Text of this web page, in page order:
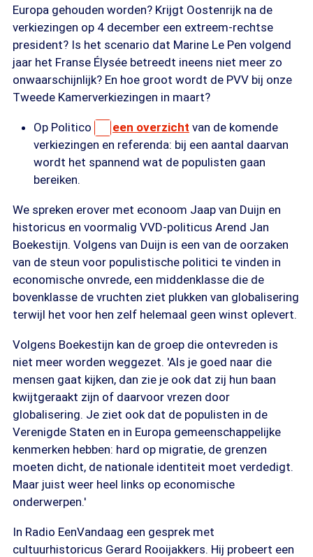
Europa gehouden worden? Krijgt Oostenrijk na de
verkiezingen op 4 december een extreem-rechtse
president? Is het scenario dat Marine Le Pen volgend
jaar het Franse Élysée betreedt ineens niet meer zo
onwaarschijnlijk? En hoe groot wordt de PVV bij onze
Tweede Kamerverkiezingen in maart?
Op Politico een overzicht van de komende
verkiezingen en referenda: bij een aantal daarvan
wordt het spannend wat de populisten gaan
bereiken.
We spreken erover met econoom Jaap van Duijn en
historicus en voormalig VVD-politicus Arend Jan
Boekestijn. Volgens van Duijn is een van de oorzaken
van de steun voor populistische politici te vinden in
economische onvrede, een middenklasse die de
bovenklasse de vruchten ziet plukken van globalisering
terwijl het voor hen zelf helemaal geen winst oplevert.
Volgens Boekestijn kan de groep die ontevreden is
niet meer worden weggezet. 'Als je goed naar die
mensen gaat kijken, dan zie je ook dat zij hun baan
kwijtgeraakt zijn of daarvoor vrezen door
globalisering. Je ziet ook dat de populisten in de
Verenigde Staten en in Europa gemeenschappelijke
kenmerken hebben: hard op migratie, de grenzen
moeten dicht, de nationale identiteit moet verdedigt.
Maar juist weer heel links op economische
onderwerpen.'
In Radio EenVandaag een gesprek met
cultuurhistoricus Gerard Rooijakkers. Hij probeert een